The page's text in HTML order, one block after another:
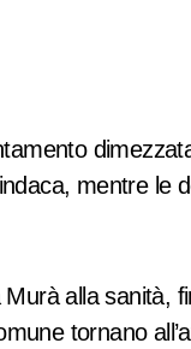
mentre le
alla sanità,
tornano